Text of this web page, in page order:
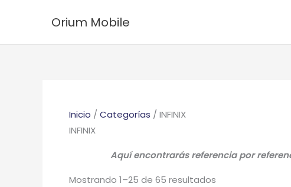
Orium Mobile
Inicio / Categorías / INFINIX
INFINIX
Aquí encontrarás referencia por
Mostrando 1–25 de 65 resultados